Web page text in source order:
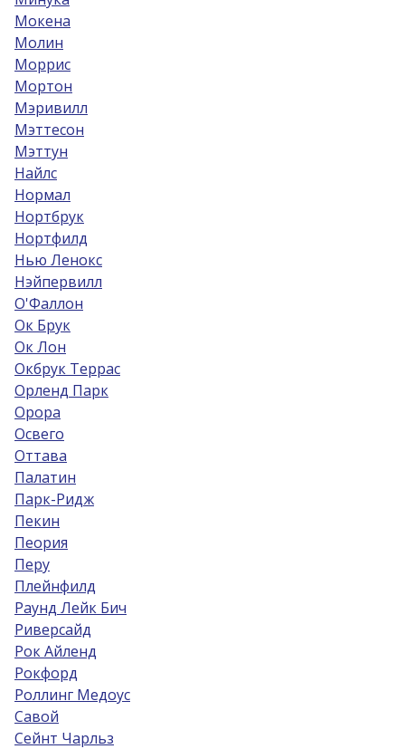
Мокена
Молин
Моррис
Мортон
Мэривилл
Мэттесон
Мэттун
Найлс
Нормал
Нортбрук
Нортфилд
Нью Ленокс
Нэйпервилл
О'Фаллон
Ок Брук
Ок Лон
Окбрук Террас
Орленд Парк
Орора
Освего
Оттава
Палатин
Парк-Ридж
Пекин
Пеория
Перу
Плейнфилд
Раунд Лейк Бич
Риверсайд
Рок Айленд
Рокфорд
Роллинг Медоус
Савой
Сейнт Чарльз